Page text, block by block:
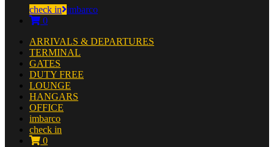
check in imbarco
0
ARRIVALS & DEPARTURES
TERMINAL
GATES
DUTY FREE
LOUNGE
HANGARS
OFFICE
imbarco
check in
0